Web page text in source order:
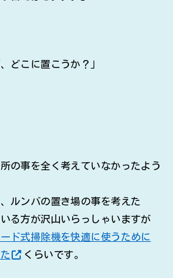
どこに置こうか？」
の事を全く考えていなかったよう
ルンバの置き場の事を考えた
る方が沢山いらっしゃいますが
ド式掃除機を快適に使うために
くらいです。